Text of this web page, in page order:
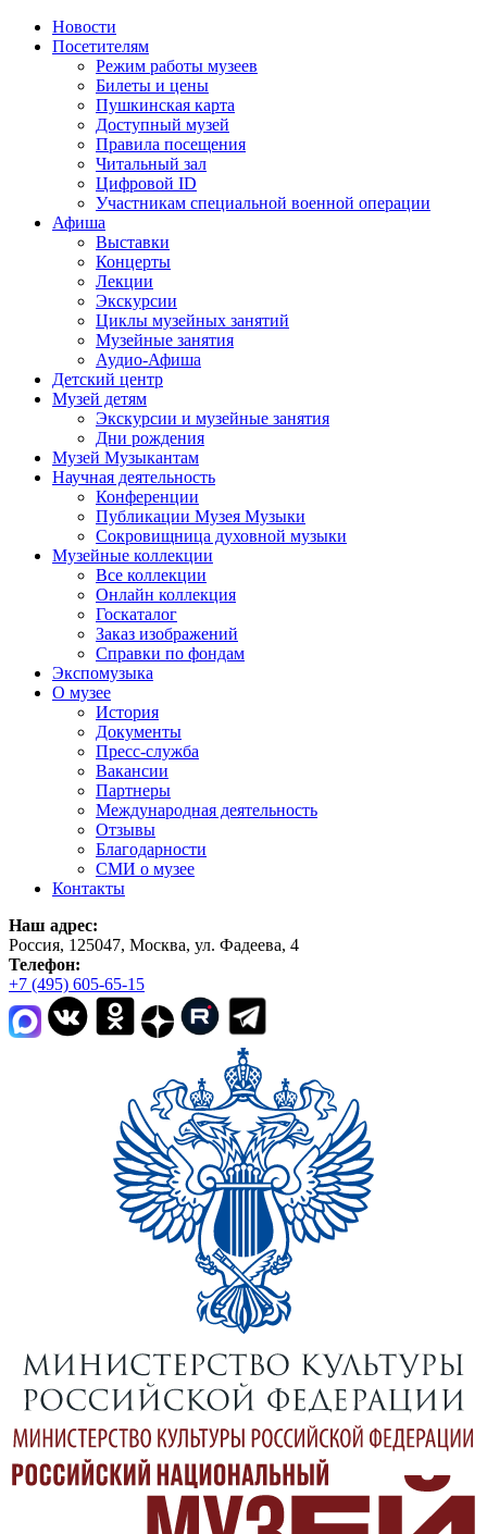
Новости
Посетителям
Режим работы музеев
Билеты и цены
Пушкинская карта
Доступный музей
Правила посещения
Читальный зал
Цифровой ID
Участникам специальной военной операции
Афиша
Выставки
Концерты
Лекции
Экскурсии
Циклы музейных занятий
Музейные занятия
Аудио-Афиша
Детский центр
Музей детям
Экскурсии и музейные занятия
Дни рождения
Музей Музыкантам
Научная деятельность
Конференции
Публикации Музея Музыки
Сокровищница духовной музыки
Музейные коллекции
Все коллекции
Онлайн коллекция
Госкаталог
Заказ изображений
Справки по фондам
Экспомузыка
О музее
История
Документы
Пресс-служба
Вакансии
Партнеры
Международная деятельность
Отзывы
Благодарности
СМИ о музее
Контакты
Наш адрес:
Россия, 125047, Москва, ул. Фадеева, 4
Телефон:
+7 (495) 605-65-15